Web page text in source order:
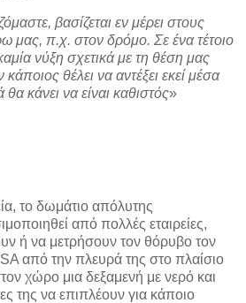
βασίζεται εν μέρει στους
μας, π.χ. στον δρόμο. Σε ένα τέτοιο
νύξη σχετικά με τη θέση μας
θέλει να αντέξει εκεί μέσα
κάνει να είναι καθιστός»
το δωμάτιο απόλυτης
από πολλές εταιρείες,
ή να μετρήσουν τον θόρυβο τον
από την πλευρά της στο πλαίσιο
χώρο μια δεξαμενή με νερό και
της να επιπλέουν για κάποιο